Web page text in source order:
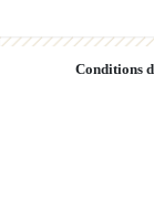
Conditions